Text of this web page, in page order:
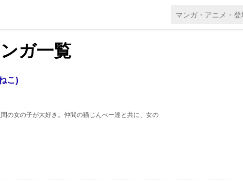
ガ一覧
こ)
の女の子が大好き。仲間の猫じんべー達と共に、女の